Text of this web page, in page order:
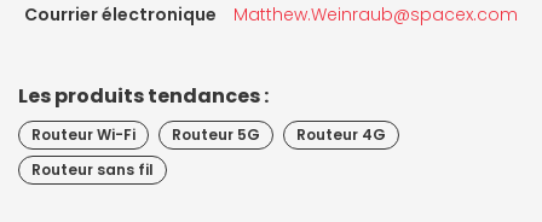
Courrier électronique
Matthew.Weinraub@spacex.com
Les produits tendances :
Routeur Wi-Fi Routeur 5G
Routeur 4G
Routeur sans fil